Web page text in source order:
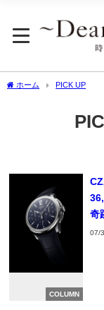
ホーム PICK UP
COLUMN
奇
07/